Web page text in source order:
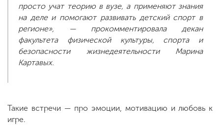
просто учат теорию в вузе, а применяют знания
на деле и помогают развивать детский спорт в
регионе», — прокомментировала декан
факультета физической культуры, спорта и
безопасности жизнедеятельности Марина
Картавых.
Такие встречи — про эмоции, мотивацию и любовь к
игре.